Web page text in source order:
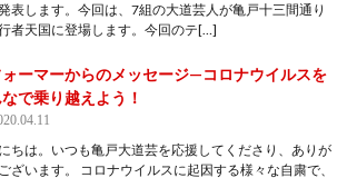
表します。今回は、7組の大道芸人が亀戸十三間通り
者天国に登場します。今回のテ[…]
ーマーからのメッセージ—コロナウイルスを
で乗り越えよう！
ちは。いつも亀戸大道芸を応援してくださり、ありが
ざいます。 コロナウイルスに起因する様々な自粛で、